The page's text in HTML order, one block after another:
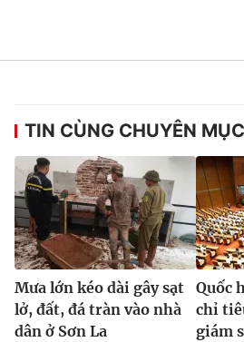
TIN CÙNG CHUYÊN MỤC
Mưa lớn kéo dài gây sạt
lở, đất, đá tràn vào nhà
dân ở Sơn La
Quốc
chỉ
giám